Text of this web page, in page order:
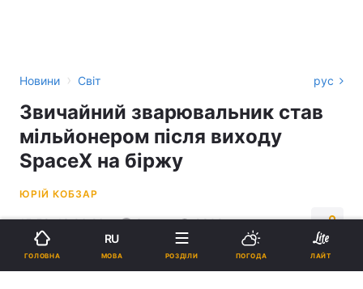
Новини › Світ рус
Звичайний зварювальник став
мільйонером після виходу
SpaceX на біржу
ЮРІЙ КОБЗАР
15:59, 13.06.26 3 хв. 9809
Підпишіться на нас в Google
ГОЛОВНА
RU
МОВА РОЗДІЛИ ПОГОДА ЛАЙТ